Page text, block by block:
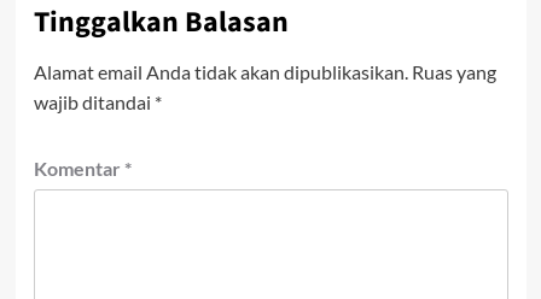
Tinggalkan Balasan
Alamat email Anda tidak akan dipublikasikan. Ruas yang
wajib ditandai *
Komentar *